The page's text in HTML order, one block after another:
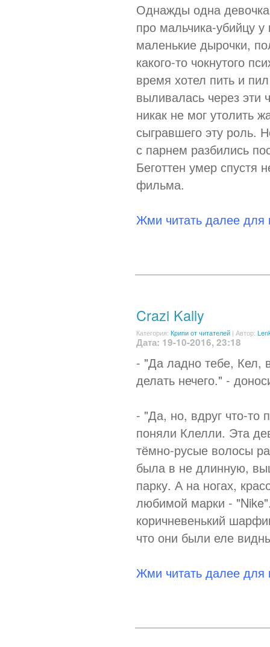
Однажды одна
про мальчика-убийцу
маленькие дырочки,
какого-то чокнутого
время хотел пить и
выливалась через эти
никак не мог утолить
сыгравшего эту роль.
с парнем разбились
Беготтен умер спустя
фильма.
Жми читать далее для
Crazi Kally
Категория: Крипи от читателей | Автор:
Дата: 19-10-2016, 23:18
- "Да ладно тебе, Кел,
делать нечего." -
- "Да, но, вдруг что-то
поняли Клелли. Эта
тёмно-русые волосы
была в не длинную,
парку. А на ногах,
любимой марки -
коричневенький
что они были еле
Жми читать далее для